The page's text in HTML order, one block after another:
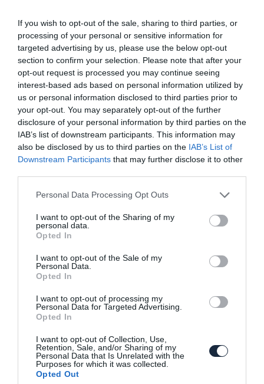
If you wish to opt-out of the sale, sharing to third parties, or
processing of your personal or sensitive information for
targeted advertising by us, please use the below opt-out
section to confirm your selection. Please note that after your
opt-out request is processed you may continue seeing
interest-based ads based on personal information utilized by
us or personal information disclosed to third parties prior to
your opt-out. You may separately opt-out of the further
disclosure of your personal information by third parties on the
IAB’s list of downstream participants. This information may
also be disclosed by us to third parties on the IAB’s List of
Downstream Participants that may further disclose it to other
Please note that this website/app uses one or more Google
not limited to your visit or usage behaviour. You may click to
grant or deny consent to Google and its third-party tags to
use your data for below specified purposes in below Google
consent section.
Personal Data Processing Opt Outs
I want to opt-out of the Sharing of my
personal data.
Opted In
I want to opt-out of the Sale of my
Personal Data.
Opted In
I want to opt-out of processing my
Personal Data for Targeted Advertising.
Opted In
I want to opt-out of Collection, Use,
Retention, Sale, and/or Sharing of my
Personal Data that Is Unrelated with the
Purposes for which it was collected.
Opted Out
58 éve az első amerikai autó Kubába
Az első kép az Infiniti Q30-ról!
Szabadidő-autót villant az Infiniti
Új képek az Infiniti Q30-ról